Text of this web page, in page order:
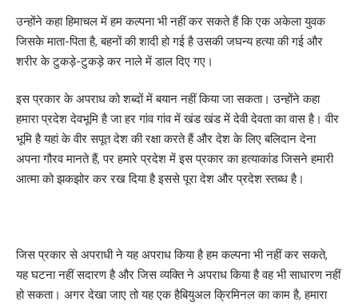
उन्होंने कहा हिमाचल में हम कल्पना भी नहीं कर सकते हैं कि एक अकेला युवक
जिसके माता-पिता है, बहनों की शादी हो गई है उसकी जघन्य हत्या की गई और
शरीर के टुकड़े-टुकड़े कर नाले में डाल दिए गए।
इस प्रकार के अपराध को शब्दों में बयान नहीं किया जा सकता। उन्होंने कहा
हमारा प्रदेश देवभूमि है जा हर गांव गांव में खंड खंड में देवी देवता का वास है। वीर
भूमि है यहां के वीर सपूत देश की रक्षा करते हैं और देश के लिए बलिदान देना
अपना गौरव मानते हैं, पर हमारे प्रदेश में इस प्रकार का हत्याकांड जिसने हमारी
आत्मा को झकझोर कर रख दिया है इससे पूरा देश और प्रदेश स्तब्ध है।
जिस प्रकार से अपराधी ने यह अपराध किया है हम कल्पना भी नहीं कर सकते,
यह घटना नहीं सदारण है और जिस व्यक्ति ने अपराध किया है वह भी साधारण नहीं
हो सकता। अगर देखा जाए तो यह एक हैबियुअल क्रिमिनल का काम है, हमारा